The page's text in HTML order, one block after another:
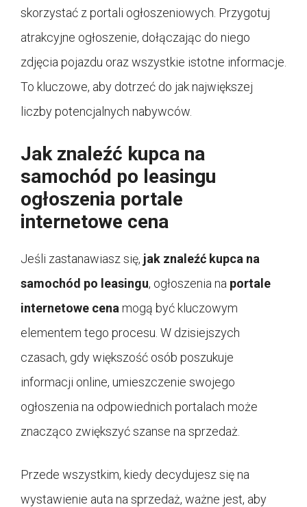
skorzystać z portali ogłoszeniowych. Przygotuj
atrakcyjne ogłoszenie, dołączając do niego
zdjęcia pojazdu oraz wszystkie istotne informacje.
To kluczowe, aby dotrzeć do jak największej
liczby potencjalnych nabywców.
Jak znaleźć kupca na
samochód po leasingu
ogłoszenia portale
internetowe cena
Jeśli zastanawiasz się, jak znaleźć kupca na
samochód po leasingu, ogłoszenia na portale
internetowe cena mogą być kluczowym
elementem tego procesu. W dzisiejszych
czasach, gdy większość osób poszukuje
informacji online, umieszczenie swojego
ogłoszenia na odpowiednich portalach może
znacząco zwiększyć szanse na sprzedaż.
Przede wszystkim, kiedy decydujesz się na
wystawienie auta na sprzedaż, ważne jest, aby